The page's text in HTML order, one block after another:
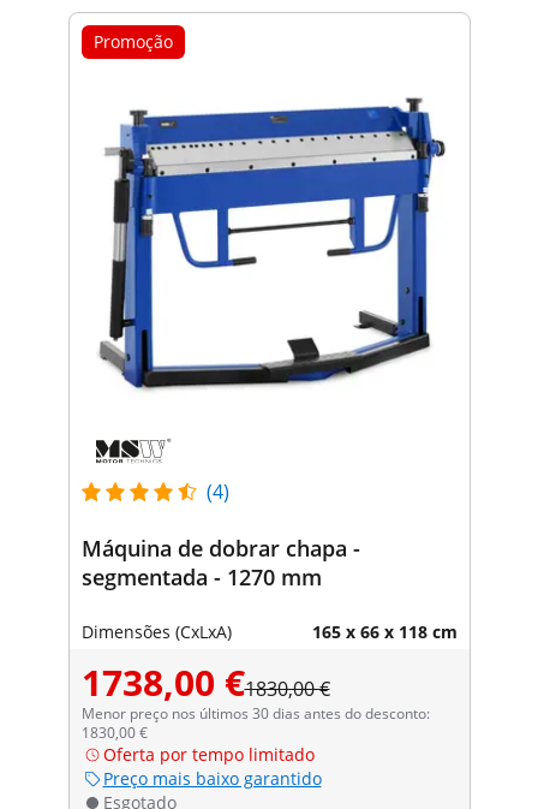
Promoção
(4)
Máquina de dobrar chapa -
segmentada - 1270 mm
Dimensões (CxLxA) 165 x 66 x 118 cm
1738,00 €1830,00 €
Menor preço nos últimos 30 dias antes do desconto:
1830,00 €
Oferta por tempo limitado
Preço mais baixo garantido
Esgotado